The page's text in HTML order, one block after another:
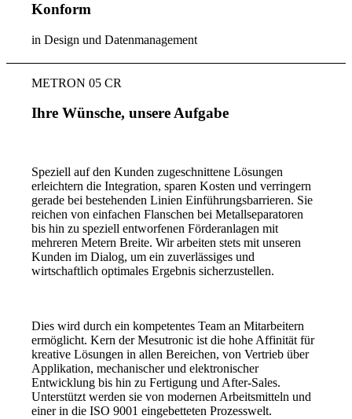
Konform
in Design und Datenmanagement
METRON 05 CR
Ihre Wünsche, unsere Aufgabe
Speziell auf den Kunden zugeschnittene Lösungen
erleichtern die Integration, sparen Kosten und verringern
gerade bei bestehenden Linien Einführungsbarrieren. Sie
reichen von einfachen Flanschen bei Metallseparatoren
bis hin zu speziell entworfenen Förderanlagen mit
mehreren Metern Breite. Wir arbeiten stets mit unseren
Kunden im Dialog, um ein zuverlässiges und
wirtschaftlich optimales Ergebnis sicherzustellen.
Dies wird durch ein kompetentes Team an Mitarbeitern
ermöglicht. Kern der Mesutronic ist die hohe Affinität für
kreative Lösungen in allen Bereichen, von Vertrieb über
Applikation, mechanischer und elektronischer
Entwicklung bis hin zu Fertigung und After-Sales.
Unterstützt werden sie von modernen Arbeitsmitteln und
einer in die ISO 9001 eingebetteten Prozesswelt.